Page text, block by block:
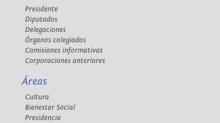
Presidente
Diputados
Delegaciones
Órganos colegiados
Comisiones informativas
Corporaciones anteriores
Áreas
Cultura
Bienestar Social
Presidencia